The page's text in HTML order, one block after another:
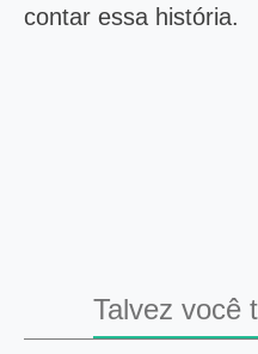
contar essa história.
Talvez você